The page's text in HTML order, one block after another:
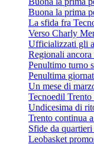
Buona la prima
La sfida fra
Verso Charly
Ufficializzati gli
Regionali ancora
Penultimo turno
Penultima
Un mese di
Tecnoedil
Undicesima di
Trento continua
Sfide da
Leobasket